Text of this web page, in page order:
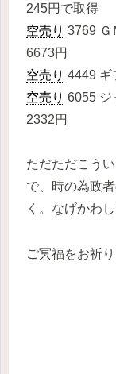
245円で取得
空売り 3769 Ｇ
6673円
空売り 4449 ギ
空売り 6055 ジ
2332円
ただただこう
で、時の為政
く。なげかわし
ご冥福をお祈